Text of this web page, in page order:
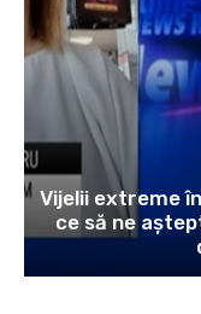
Vijelii extreme
ce să ne